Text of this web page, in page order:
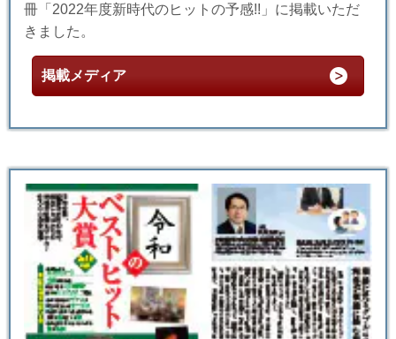
冊「2022年度新時代のヒットの予感!!」に掲載いただ
きました。
掲載メディア